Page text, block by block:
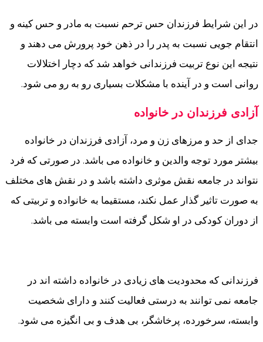
در این شرایط فرزندان حس ترحم نسبت به مادر و حس کینه و
انتقام جویی نسبت به پدر را در ذهن خود پرورش می دهند و
نتیجه این نوع تربیت فرزندانی خواهد شد که دچار اختلالات
روانی است و در آینده با مشکلات بسیاری رو به رو می شود.
آزادی فرزندان در خانواده
جدای از حد و مرزهای زن و مرد، آزادی فرزندان در خانواده
بیشتر مورد توجه والدین و خانواده می باشد. در صورتی که فرد
نتواند در جامعه نقش موثری داشته باشد و در نقش های مختلف
به صورت تاثیر گذار عمل نکند، مستقیما به خانواده و تربیتی که
از دوران کودکی در او شکل گرفته است وابسته می باشد.
فرزندانی که محدودیت های زیادی در خانواده داشته اند در
جامعه نمی توانند به درستی فعالیت کنند و دارای شخصیت
وابسته، سرخورده، پرخاشگر، بی هدف و بی انگیزه می شود.